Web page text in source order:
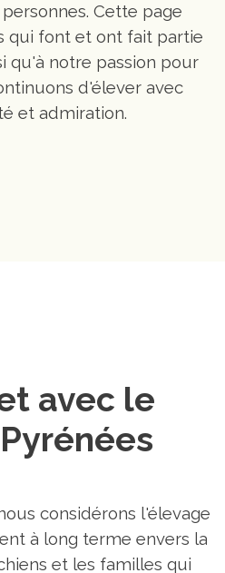
Cette page
qui font et ont fait partie
qu'à notre passion pour
d'élever avec
et admiration.
avec le
considérons l'élevage
à long terme envers la
et les familles qui